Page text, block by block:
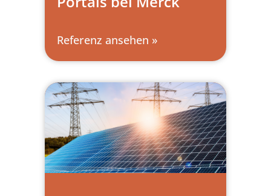
Referenz ansehen »